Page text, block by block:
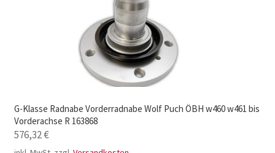
G-Klasse Radnabe Vorderradnabe Wolf Puch ÖBH w460 w461 bis
Vorderachse R 163868
576,32€